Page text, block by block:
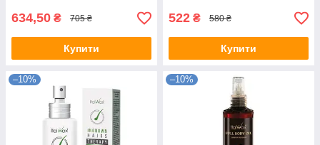
634,50 ₴ 705 ₴
Купити
522 ₴ 580 ₴
Купити
–10% –10%